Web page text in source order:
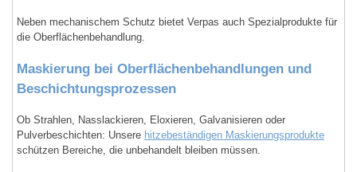
Neben mechanischem Schutz bietet Verpas auch Spezialprodukte für
die Oberflächenbehandlung.
Maskierung bei Oberflächenbehandlungen und
Beschichtungsprozessen
Ob Strahlen, Nasslackieren, Eloxieren, Galvanisieren oder
Pulverbeschichten: Unsere hitzebeständigen Maskierungsprodukte
schützen Bereiche, die unbehandelt bleiben müssen.